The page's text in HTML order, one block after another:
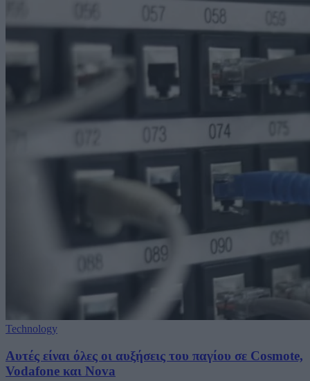
Technology
Αυτές είναι όλες οι αυξήσεις του παγίου σε Cosmote,
Vodafone και Nova